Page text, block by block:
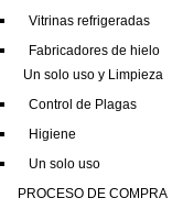
Vitrinas refrigeradas
Fabricadores de hielo
Un solo uso y Limpieza
Control de Plagas
Higiene
Un solo uso
PROCESO DE COMPRA